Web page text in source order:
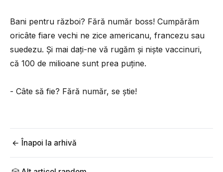
Bani pentru război? Fără număr boss! Cumpărăm
oricâte fiare vechi ne zice americanu, francezu sau
suedezu. Și mai dați-ne vă rugăm și niște vaccinuri,
că 100 de milioane sunt prea puține.
- Câte să fie? Fără număr, se știe!
← Înapoi la arhivă